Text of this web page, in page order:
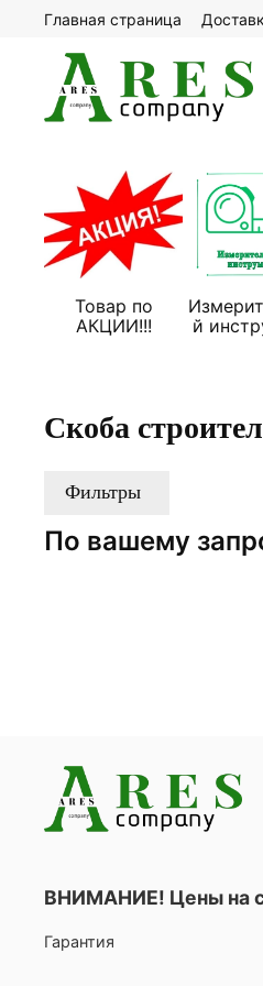
Главная страница
Товар по
АКЦИИ!!!
й
Скоба
Фильтры
По вашему
ВНИМАНИЕ! Цены на
Гарантия